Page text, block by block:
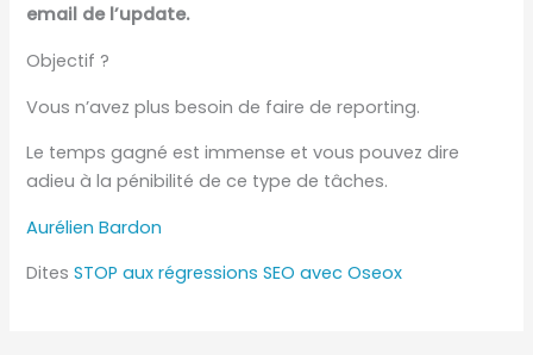
email de l’update.
Objectif ?
Vous n’avez plus besoin de faire de reporting.
Le temps gagné est immense et vous pouvez dire
adieu à la pénibilité de ce type de tâches.
Aurélien Bardon
DitesSTOP aux régressions SEO avec Oseox